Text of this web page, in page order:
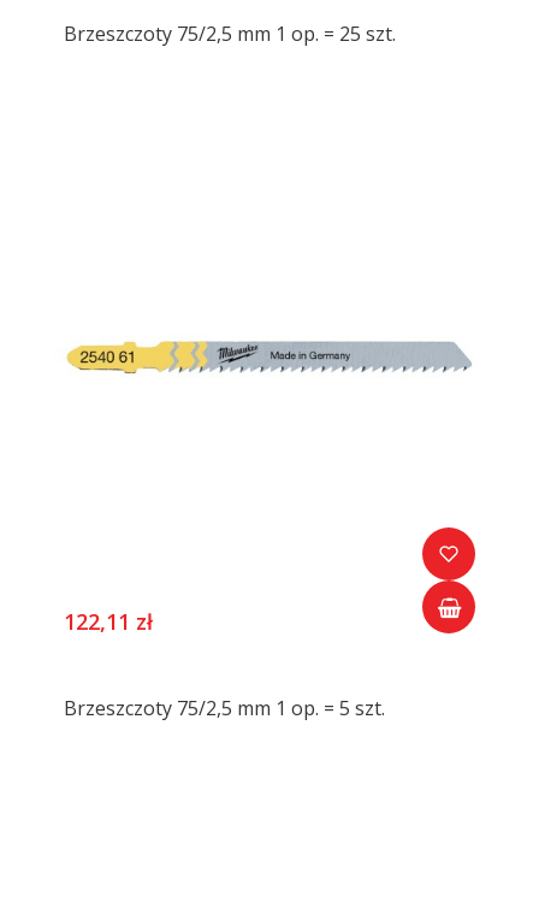
Brzeszczoty 75/2,5 mm 1 op. = 25 szt.
122,11 zł
Brzeszczoty 75/2,5 mm 1 op. = 5 szt.